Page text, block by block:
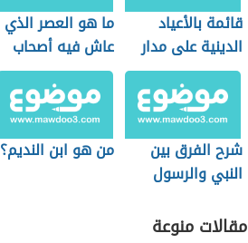
قائمة بالأعياد
الدينية على مدار
العام
ما هو العصر الذي
عاش فيه أصحاب
الكهف؟
شرح الفرق بين
النبي والرسول
من هو ابن النديم؟
مقالات منوعة